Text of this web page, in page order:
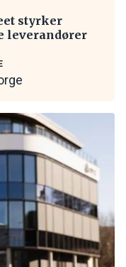
styrker
leverandører